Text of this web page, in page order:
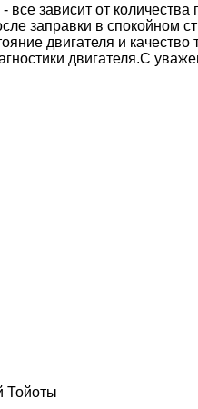
зависит от
заправки в спокойном
двигателя и
двигателя.С
Тойоты